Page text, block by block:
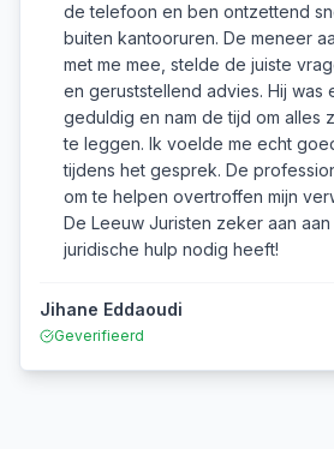
de telefoon en ben ontzettend
buiten kantooruren. De meneer
met me mee, stelde de juiste
en geruststellend advies. Hij was
geduldig en nam de tijd om alles
te leggen. Ik voelde me echt
tijdens het gesprek. De
om te helpen overtroffen mijn
De Leeuw Juristen zeker aan
juridische hulp nodig heeft!
Jihane Eddaoudi
Geverifieerd